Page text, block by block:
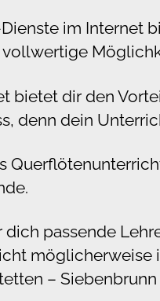
im Internet
bietet dir den
denn dein
dich passende
möglicherweise
–